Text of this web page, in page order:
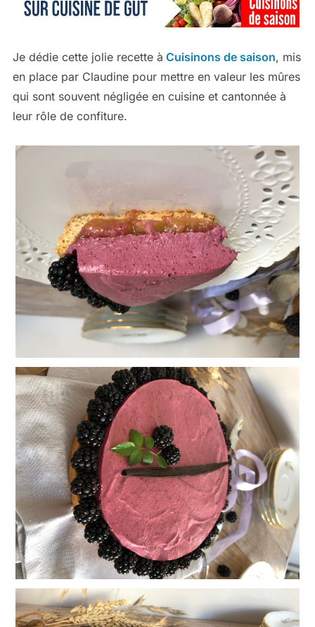
Je dédie cette jolie recette à Cuisinons de saison, mis
en place par Claudine pour mettre en valeur les mûres
qui sont souvent négligée en cuisine et cantonnée à
leur rôle de confiture.